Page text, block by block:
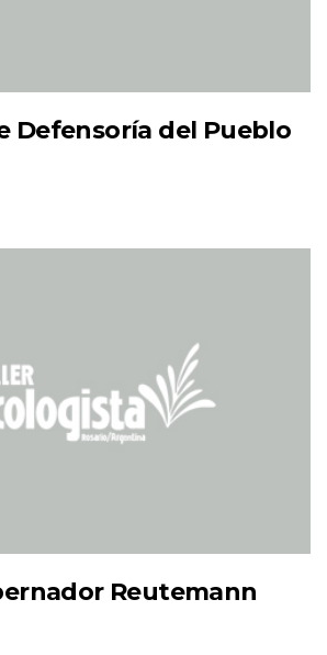
Defensoría del Pueblo
Reutemann